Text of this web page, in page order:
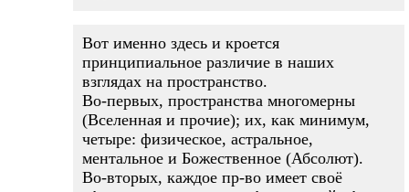
Вот именно здесь и кроется
принципиальное различие в наших
взглядах на пространство.
Во-первых, пространства многомерны
(Вселенная и прочие); их, как минимум,
четыре: физическое, астральное,
ментальное и Божественное (Абсолют).
Во-вторых, каждое пр-во имеет своё